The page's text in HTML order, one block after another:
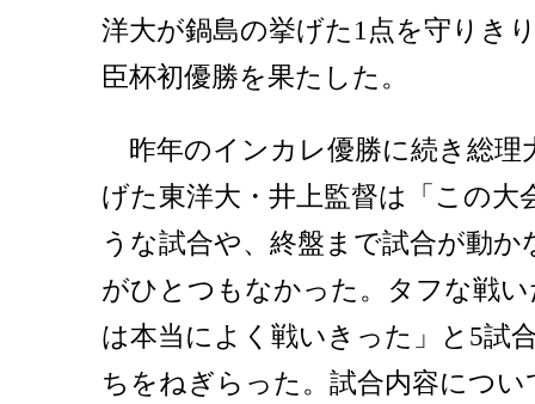
洋大が鍋島の挙げた1点を守りき
臣杯初優勝を果たした。
昨年のインカレ優勝に続き総理
げた東洋大・井上監督は「この大
うな試合や、終盤まで試合が動
がひとつもなかった。タフな戦
は本当によく戦いきった」と5試
ちをねぎらった。試合内容につ